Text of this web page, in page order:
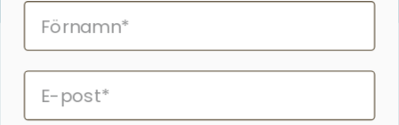
Prenumerera på vårt nyhetsbrev
Följ oss på Facebook